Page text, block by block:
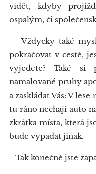
vidět, kdyby
ospalým, či
Vždycky také
pokračovat v cestě,
vyjedete? Také si
namalované pruhy
a zaskládat Vás: V
tu ráno nechají auto
zkrátka místa, která
bude vypadat jinak.
Tak konečně jste